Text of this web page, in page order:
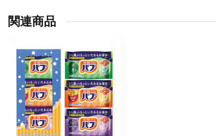
関連商品